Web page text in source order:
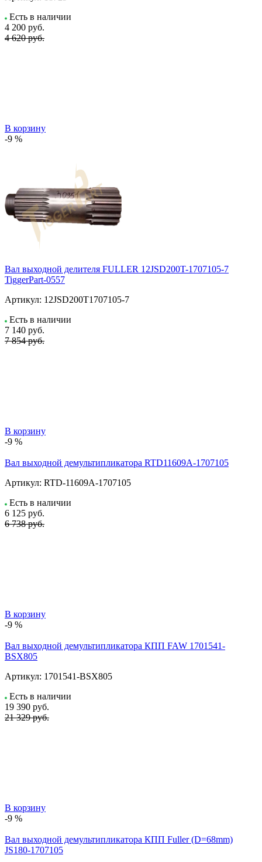
Есть в наличии
4 200 руб.
4 620 руб.
В корзину
-9 %
Вал выходной делителя FULLER 12JSD200T-1707105-7
TiggerPart-0557
Артикул: 12JSD200T1707105-7
Есть в наличии
7 140 руб.
7 854 руб.
В корзину
-9 %
Вал выходной демультипликатора RTD11609A-1707105
Артикул: RTD-11609A-1707105
Есть в наличии
6 125 руб.
6 738 руб.
В корзину
-9 %
Вал выходной демультипликатора КПП FAW 1701541-
BSX805
Артикул: 1701541-BSX805
Есть в наличии
19 390 руб.
21 329 руб.
В корзину
-9 %
Вал выходной демультипликатора КПП Fuller (D=68mm)
JS180-1707105